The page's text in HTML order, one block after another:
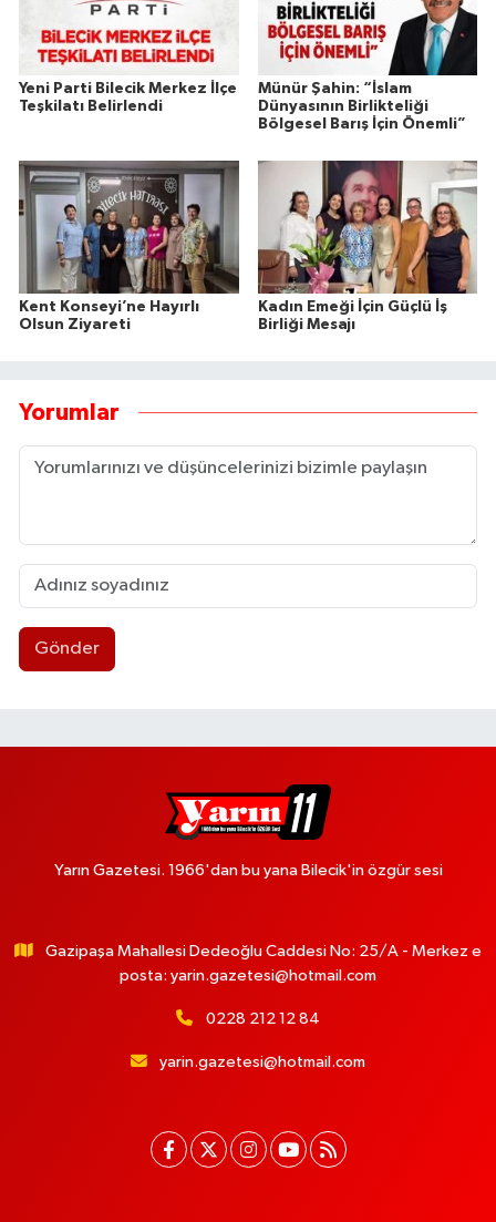
Yeni Parti Bilecik Merkez İlçe
Teşkilatı Belirlendi
Münür Şahin: “İslam
Dünyasının Birlikteliği
Bölgesel Barış İçin Önemli”
Kent Konseyi’ne Hayırlı
Olsun Ziyareti
Kadın Emeği İçin Güçlü İş
Birliği Mesajı
Yorumlar
Gönder
Yarın Gazetesi. 1966'dan bu yana Bilecik'in özgür sesi
Gazipaşa Mahallesi Dedeoğlu Caddesi No: 25/A - Merkez e
posta: yarin.gazetesi@hotmail.com
0228 212 12 84
yarin.gazetesi@hotmail.com